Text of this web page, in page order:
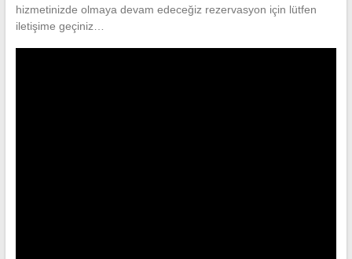
hizmetinizde olmaya devam edeceğiz rezervasyon için lütfen
iletişime geçiniz…